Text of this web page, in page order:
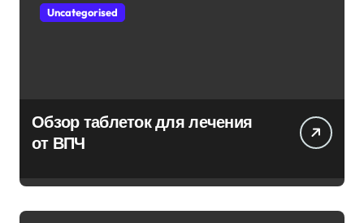
Uncategorised
Обзор таблеток для лечения
от ВПЧ